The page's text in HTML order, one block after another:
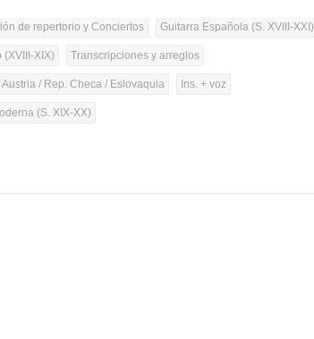
de repertorio y Conciertos Guitarra Española (S. XVIII-XXI)
XIX) Transcripciones y arreglos
/ Rep. Checa / Eslovaquia Ins. + voz
(S. XIX-XX)